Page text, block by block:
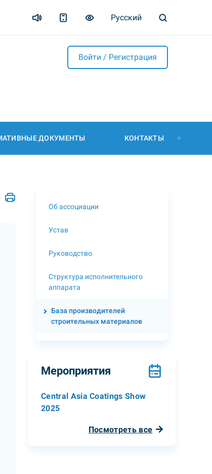
Русский
Войти / Регистрация
ДОКУМЕНТЫ КОНТАКТЫ
Об ассоциации
Устав
Руководство
Структура исполнительного
аппарата
База производителей
строительных материалов
Мероприятия
Central Asia Coatings Show
2025
Посмотреть все